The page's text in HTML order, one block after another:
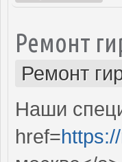
Ремонт
Ремонт
Наши
href=